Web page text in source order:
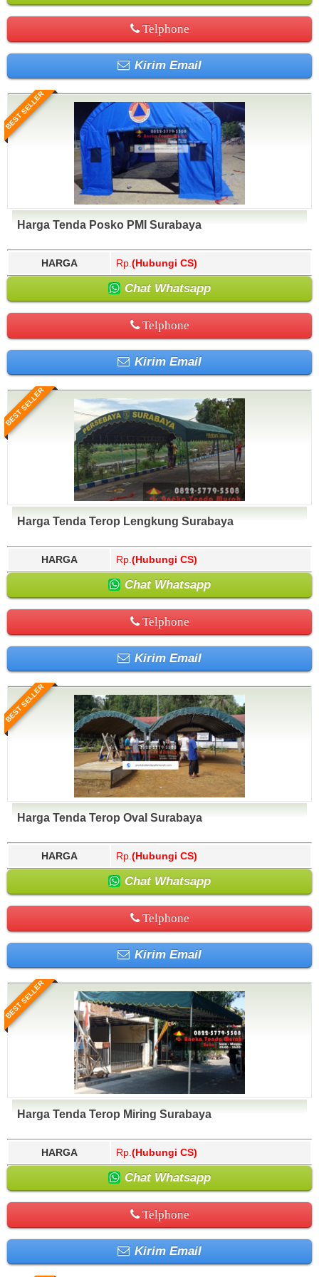
Telphone
Kirim Email
BEST SELLER
Harga Tenda Posko PMI Surabaya
HARGA Rp. (Hubungi CS)
Chat Whatsapp
Telphone
Kirim Email
BEST SELLER
Harga Tenda Terop Lengkung Surabaya
HARGA Rp. (Hubungi CS)
Chat Whatsapp
Telphone
Kirim Email
BEST SELLER
Harga Tenda Terop Oval Surabaya
HARGA Rp. (Hubungi CS)
Chat Whatsapp
Telphone
Kirim Email
BEST SELLER
Harga Tenda Terop Miring Surabaya
HARGA Rp. (Hubungi CS)
Chat Whatsapp
Telphone
Kirim Email